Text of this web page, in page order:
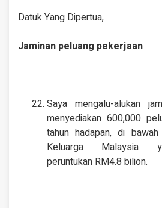
Datuk Yang Dipertua,
Jaminan peluang pekerjaan
Saya mengalu-alukan
menyediakan 600,000
tahun hadapan, di
Keluarga Malaysia
peruntukan RM4.8 bilion.